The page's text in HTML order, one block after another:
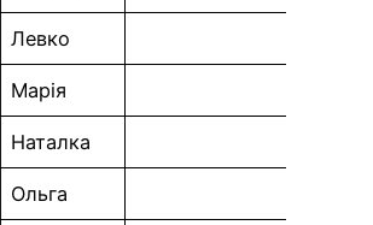
Левко
Марія
Наталка
Ольга